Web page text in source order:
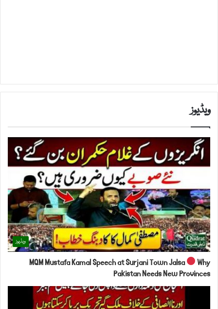
ویڈیوز
ویڈیوز
MQM Mustafa Kamal Speech at Surjani Town Jalsa
Why
Pakistan Needs New Provinces